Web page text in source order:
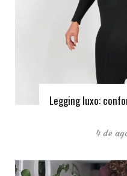
Legging luxo:
4 de